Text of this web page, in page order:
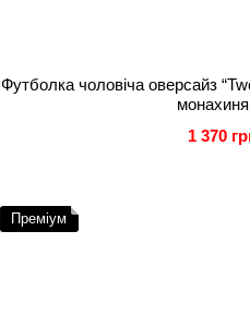
Футболка чоловіча оверсайз
1 370
Преміум